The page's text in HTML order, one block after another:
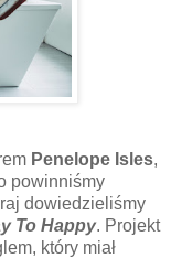
Penelope Isles,
powinniśmy
dowiedzieliśmy
To Happy. Projekt
który miał